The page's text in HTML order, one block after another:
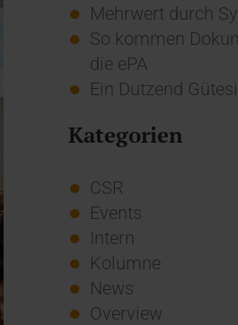
Mehrwert durch
So kommen
die ePA
Ein Dutzend
Kategorien
CSR
Events
Intern
Kolumne
News
Overview